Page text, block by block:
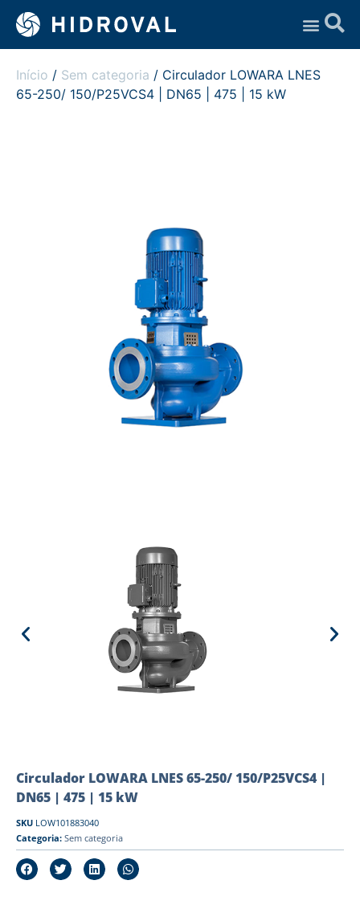
Início / Sem categoria / Circulador LOWARA LNES
65-250/ 150/P25VCS4 | DN65 | 475 | 15 kW
Circulador LOWARA LNES 65-250/ 150/P25VCS4 |
DN65 | 475 | 15 kW
SKU LOW101883040
Categoria: Sem categoria